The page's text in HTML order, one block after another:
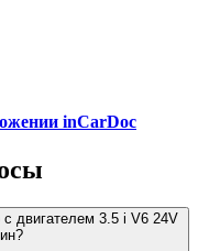
inCarDoc
двигателем 3.5 i V6 24V